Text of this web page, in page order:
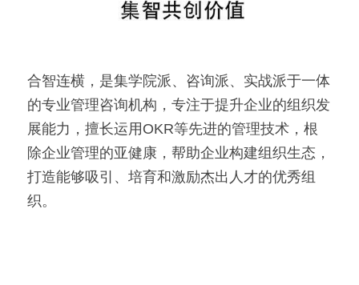
合智连横，是集学院派、咨询派、实战派于一体
的专业管理咨询机构，专注于提升企业的组织发
展能力，擅长运用OKR等先进的管理技术，根
除企业管理的亚健康，帮助企业构建组织生态，
打造能够吸引、培育和激励杰出人才的优秀组
织。